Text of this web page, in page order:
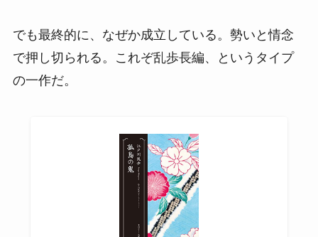
でも最終的に、なぜか成立している。勢いと情念
で押し切られる。これぞ乱歩長編、というタイプ
の一作だ。